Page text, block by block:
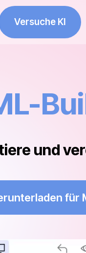
Versuche KI
und
für